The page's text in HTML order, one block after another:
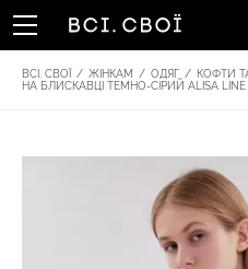
ВСІ. СВОЇ / ЖІНКАМ / ОДЯГ / КОФТИ
НА БЛИСКАВЦІ ТЕМНО-СІРИЙ ALISA LINE